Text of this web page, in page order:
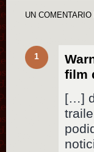
UN COMENTARIO
1
film
[…]